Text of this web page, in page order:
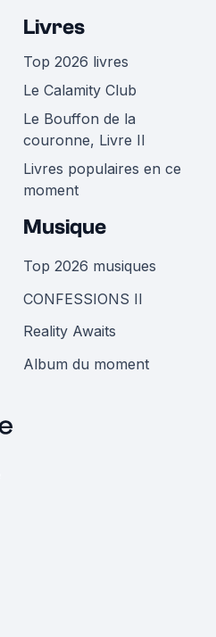
Livres
Top 2026 livres
Le Calamity Club
Le Bouffon de la
couronne, Livre II
Livres populaires en ce
moment
Musique
Top 2026 musiques
CONFESSIONS II
Reality Awaits
Album du moment